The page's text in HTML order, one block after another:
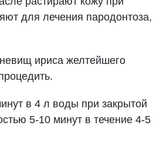
для лечения пародонтоза,
ириса желтейшего
в 4 л воды при закрытой
5-10 минут в течение 4-5